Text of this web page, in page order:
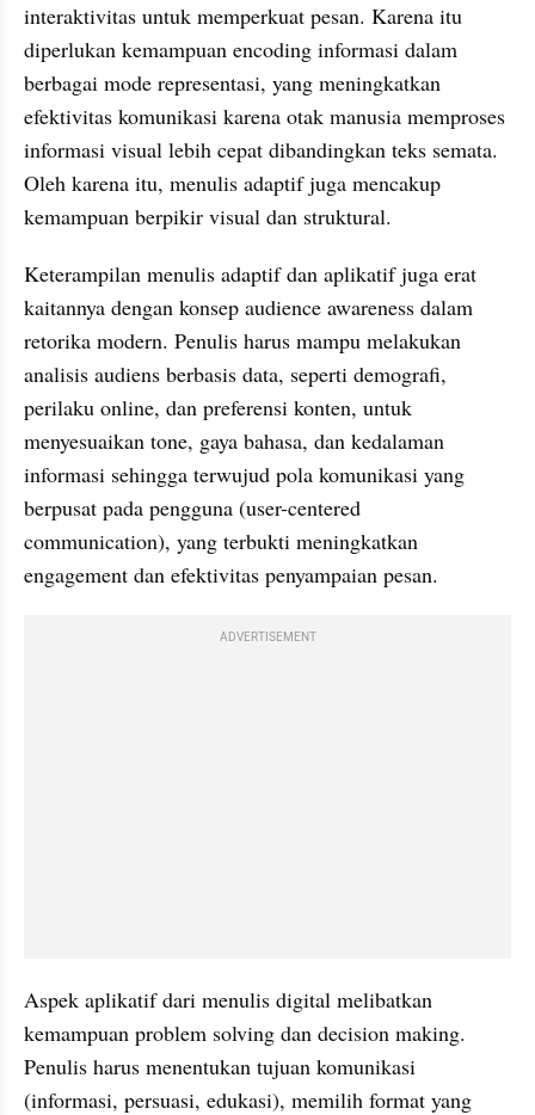
interaktivitas untuk memperkuat pesan. Karena itu
diperlukan kemampuan encoding informasi dalam
berbagai mode representasi, yang meningkatkan
efektivitas komunikasi karena otak manusia memproses
informasi visual lebih cepat dibandingkan teks semata.
Oleh karena itu, menulis adaptif juga mencakup
kemampuan berpikir visual dan struktural.
Keterampilan menulis adaptif dan aplikatif juga erat
kaitannya dengan konsep audience awareness dalam
retorika modern. Penulis harus mampu melakukan
analisis audiens berbasis data, seperti demografi,
perilaku online, dan preferensi konten, untuk
menyesuaikan tone, gaya bahasa, dan kedalaman
informasi sehingga terwujud pola komunikasi yang
berpusat pada pengguna (user-centered
communication), yang terbukti meningkatkan
engagement dan efektivitas penyampaian pesan.
ADVERTISEMENT
Aspek aplikatif dari menulis digital melibatkan
kemampuan problem solving dan decision making.
Penulis harus menentukan tujuan komunikasi
(informasi, persuasi, edukasi), memilih format yang